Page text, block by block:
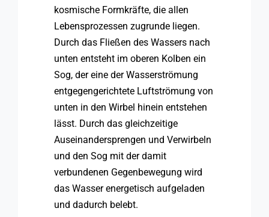
kosmische Formkräfte, die allen
Lebensprozessen zugrunde liegen.
Durch das Fließen des Wassers nach
unten entsteht im oberen Kolben ein
Sog, der eine der Wasserströmung
entgegengerichtete Luftströmung von
unten in den Wirbel hinein entstehen
lässt. Durch das gleichzeitige
Auseinandersprengen und Verwirbeln
und den Sog mit der damit
verbundenen Gegenbewegung wird
das Wasser energetisch aufgeladen
und dadurch belebt.